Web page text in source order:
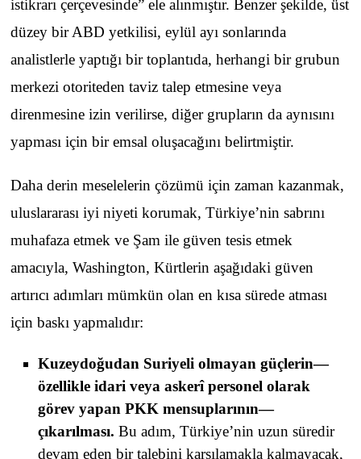
istikrarı çerçevesinde” ele alınmıştır. Benzer şekilde, üst
düzey bir ABD yetkilisi, eylül ayı sonlarında
analistlerle yaptığı bir toplantıda, herhangi bir grubun
merkezi otoriteden taviz talep etmesine veya
direnmesine izin verilirse, diğer grupların da aynısını
yapması için bir emsal oluşacağını belirtmiştir.
Daha derin meselelerin çözümü için zaman kazanmak,
uluslararası iyi niyeti korumak, Türkiye’nin sabrını
muhafaza etmek ve Şam ile güven tesis etmek
amacıyla, Washington, Kürtlerin aşağıdaki güven
artırıcı adımları mümkün olan en kısa sürede atması
için baskı yapmalıdır:
Kuzeydoğudan Suriyeli olmayan güçlerin—
özellikle idari veya askerî personel olarak
görev yapan PKK mensuplarının—
çıkarılması. Bu adım, Türkiye’nin uzun süredir
devam eden bir talebini karşılamakla kalmayacak,